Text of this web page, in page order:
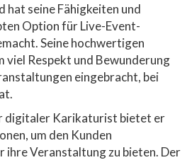
hat seine Fähigkeiten und
Option für Live-Event-
Seine hochwertigen
viel Respekt und Bewunderung
eingebracht, bei
digitaler Karikaturist bietet er
um den Kunden
Veranstaltung zu bieten. Der